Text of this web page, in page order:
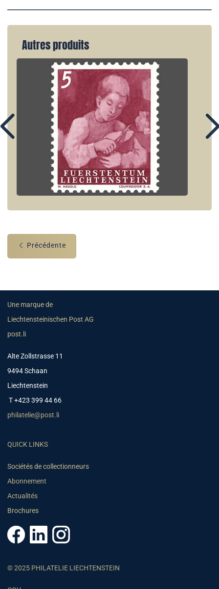
Autres produits
Précédente
Une marque de
Liechtensteinischen Post AG
post.li
Alte Zollstrasse 11
9494 Schaan
Liechtenstein
T +423 399 44 66
philatelie@post.li
QUICK LINKS
Sociétés de collectionneurs
Abonnement
Actualités
Brochures
© 2025 PHILATELIE LIECHTENSTEIN